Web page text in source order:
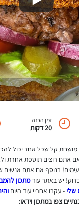
זמן הכנה
20 דקות
מושחת קל שכל אחד יכול
אתם רוצים תוספת אחרת
בנוסף אם אתם אנשים
יש באתר עודמתכון
שלי - עקבו אחריי עוד היום
צפו במתכון וידאו: